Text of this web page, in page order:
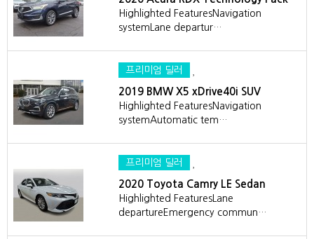
Highlighted FeaturesNavigation
systemLane departur…
프리미엄 딜러
2019 BMW X5 xDrive40i SUV
Highlighted FeaturesNavigation
systemAutomatic tem…
프리미엄 딜러
2020 Toyota Camry LE Sedan
Highlighted FeaturesLane
departureEmergency commun…